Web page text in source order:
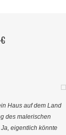
Haus auf dem Land
des malerischen
eigentlich könnte